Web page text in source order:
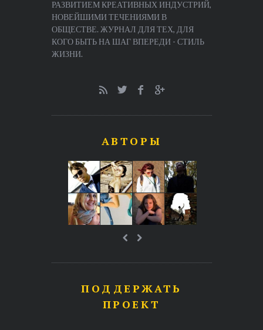
РАЗВИТИЕМ КРЕАТИВНЫХ ИНДУСТРИЙ,
НОВЕЙШИМИ ТЕЧЕНИЯМИ В
ОБЩЕСТВЕ. ЖУРНАЛ ДЛЯ ТЕХ, ДЛЯ
КОГО БЫТЬ НА ШАГ ВПЕРЕДИ - СТИЛЬ
ЖИЗНИ.
АВТОРЫ
ПОДДЕРЖАТЬ
ПРОЕКТ